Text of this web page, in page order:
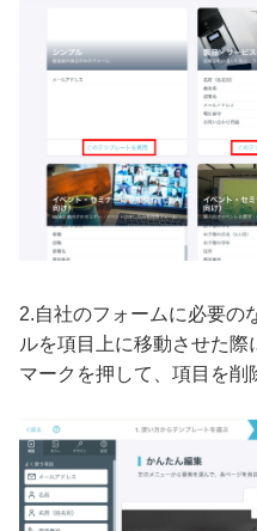
2.自社のフォームに必要の
ルを項目上に移動させた
マークを押して、項目を削